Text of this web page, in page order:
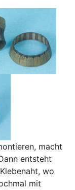
macht
entsteht
wo
mit